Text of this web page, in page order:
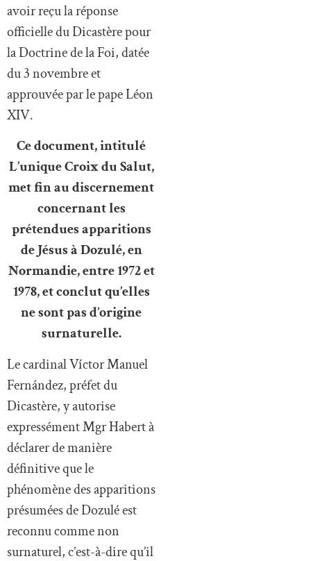
avoir reçu la réponse
officielle du Dicastère pour
la Doctrine de la Foi, datée
du 3 novembre et
approuvée par le pape Léon
XIV.
Ce document, intitulé
L’unique Croix du Salut,
met fin au discernement
concernant les
prétendues apparitions
de Jésus à Dozulé, en
Normandie, entre 1972 et
1978, et conclut qu’elles
ne sont pas d’origine
surnaturelle.
Le cardinal Víctor Manuel
Fernández, préfet du
Dicastère, y autorise
expressément Mgr Habert à
déclarer de manière
définitive que le
phénomène des apparitions
présumées de Dozulé est
reconnu comme non
surnaturel, c’est-à-dire qu’il